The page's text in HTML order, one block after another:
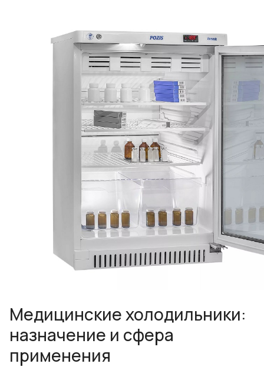
Медицинские холодильники:
назначение и сфера
применения